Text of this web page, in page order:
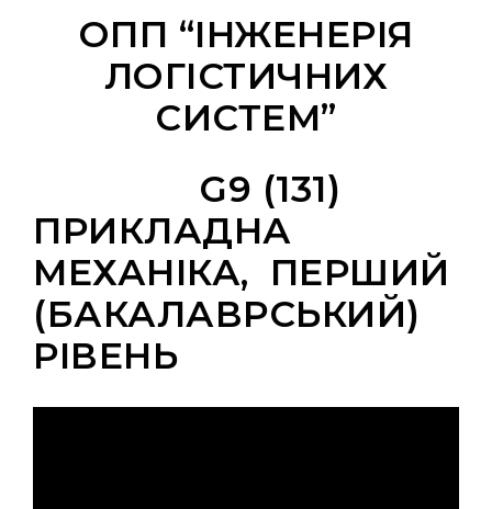
ОПП “ІНЖЕНЕРІЯ
ЛОГІСТИЧНИХ
СИСТЕМ”
G9 (131)
ПРИКЛАДНА
МЕХАНІКА, ПЕРШИЙ
(БАКАЛАВРСЬКИЙ)
РІВЕНЬ